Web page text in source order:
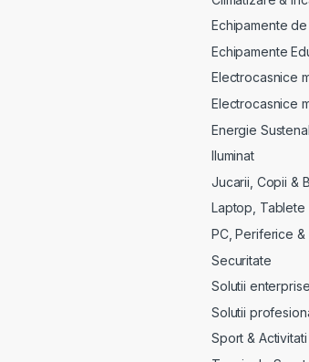
Echipamente
Echipamente
Electrocasnice
Electrocasnice
Energie
Iluminat
Jucarii, Copii &
Laptop, Tablete
PC, Periferice
Securitate
Solutii
Solutii
Sport &